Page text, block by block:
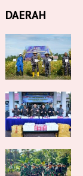
DAERAH